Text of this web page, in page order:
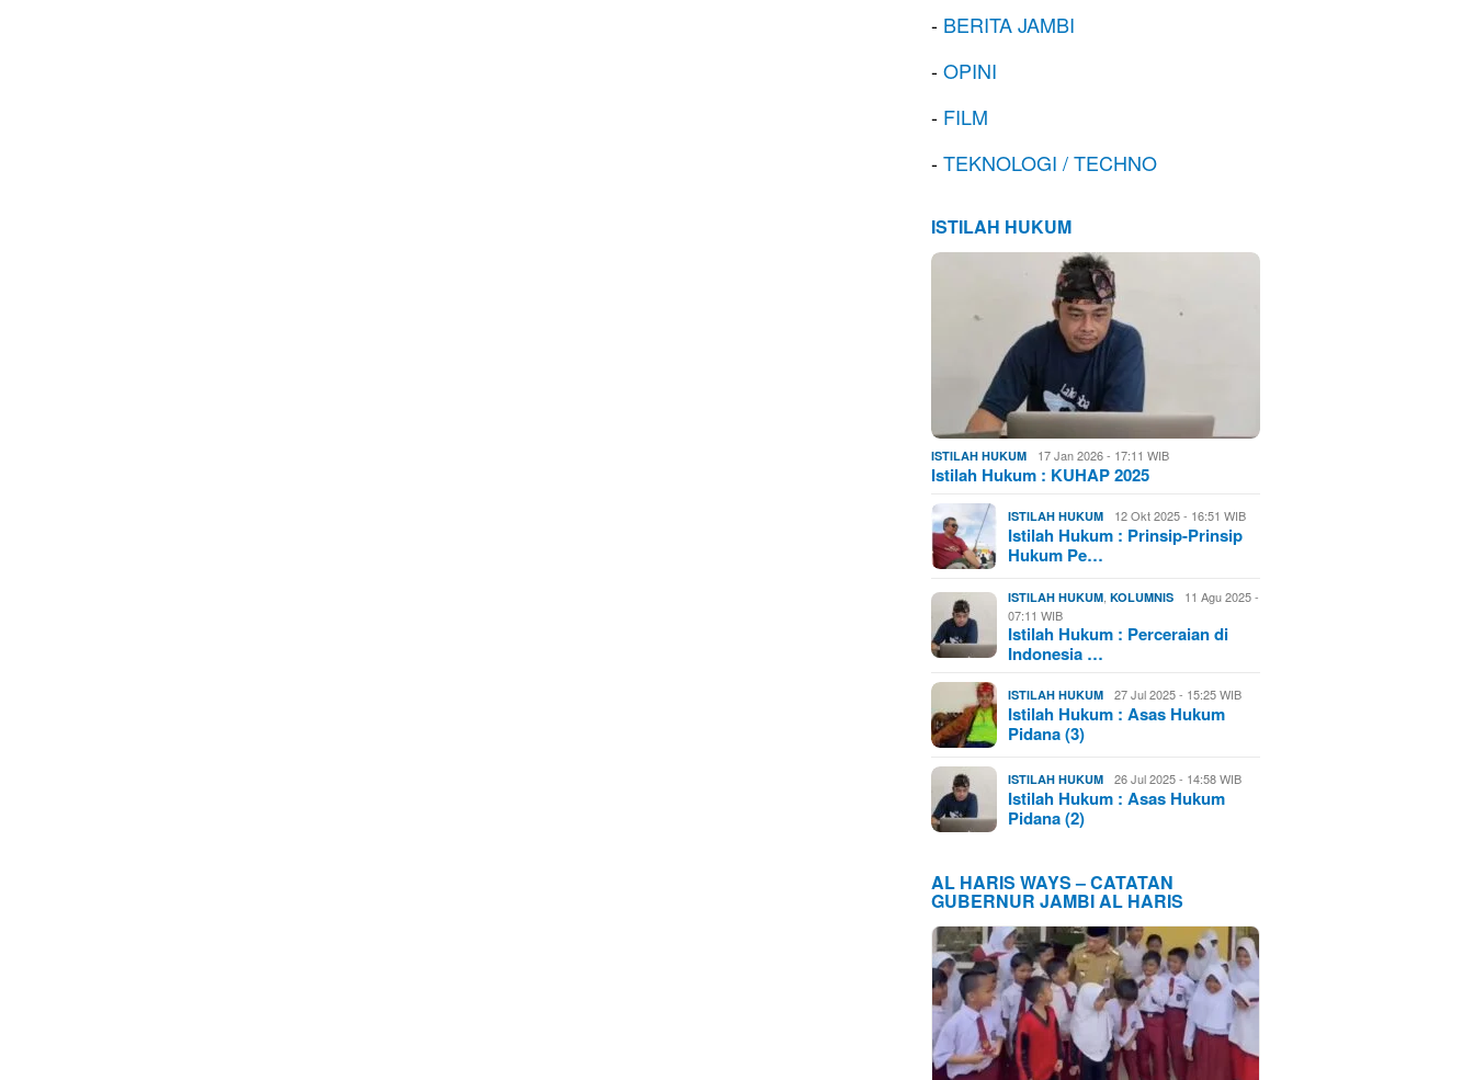
- BERITA JAMBI
-OPINI
- FILM
-TEKNOLOGI / TECHNO
ISTILAH HUKUM
ISTILAH HUKUM 17 Jan 2026 - 17:11 WIB
Istilah Hukum : KUHAP 2025
ISTILAH HUKUM 12 Okt 2025 - 16:51 WIB
Istilah Hukum : Prinsip-Prinsip
Hukum Pe…
ISTILAH HUKUM ,KOLUMNIS
11 Agu 2025 -
07:11 WIB
Istilah Hukum : Perceraian di
Indonesia …
ISTILAH HUKUM 27 Jul 2025 - 15:25 WIB
Istilah Hukum : Asas Hukum
Pidana (3)
ISTILAH HUKUM 26 Jul 2025 - 14:58 WIB
Istilah Hukum : Asas Hukum
Pidana (2)
AL HARIS WAYS – CATATAN
GUBERNUR JAMBI AL HARIS